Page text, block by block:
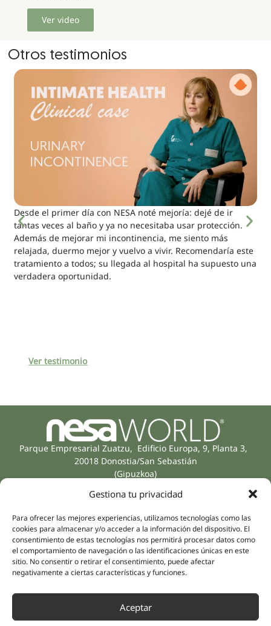
Gestiona tu privacidad
Para ofrecer las mejores experiencias, utilizamos tecnologías como las
cookies para almacenar y/o acceder a la información del dispositivo. El
consentimiento de estas tecnologías nos permitirá procesar datos como
el comportamiento de navegación o las identificaciones únicas en este
sitio. No consentir o retirar el consentimiento, puede afectar
negativamente a ciertas características y funciones.
Aceptar
Ver video
Otros testimonios
Desde el primer día con NESA noté mejoría: dejé de ir
tantas veces al baño y ya no necesitaba usar protección.
Además de mejorar mi incontinencia, me siento más
relajada, duermo mejor y vuelvo a vivir. Recomendaría este
tratamiento a todos; su llegada al hospital ha supuesto una
verdadera oportunidad.
Ver testimonio
Parque Empresarial Zuatzu, Edificio Europa, 9, Planta 3,
20018 Donostia/San Sebastián
(Gipuzkoa)
Salud íntima
Sports
Salud mental
Neurología y dolor
Odontología
Medicina interna
Sobre nosotros
Equipo humano
Distribuidores
Partnerships
Evidencia científica
Enlaces rápidos Síguenos